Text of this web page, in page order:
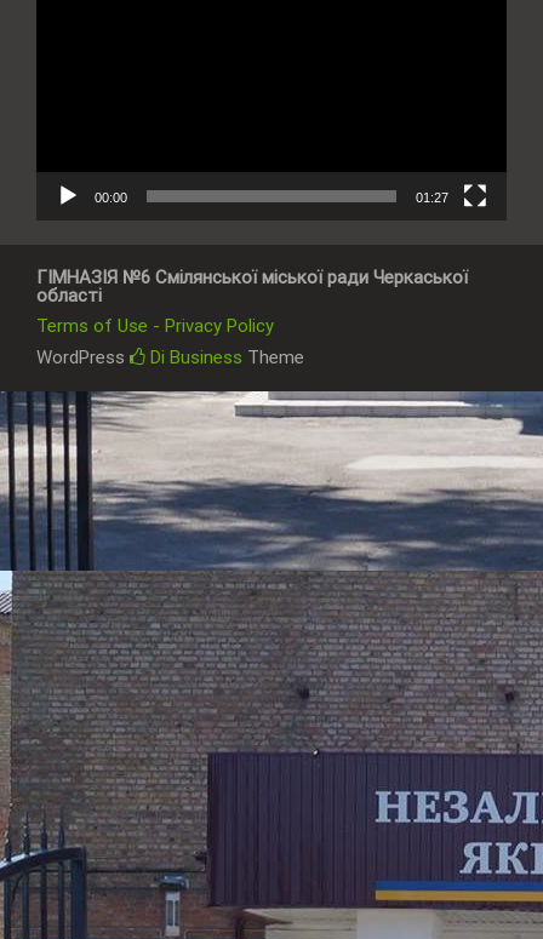
00:00 01:27
ГІМНАЗІЯ №6 Смілянської міської ради Черкаської
області
Terms of Use - Privacy Policy
WordPress
Di Business Theme